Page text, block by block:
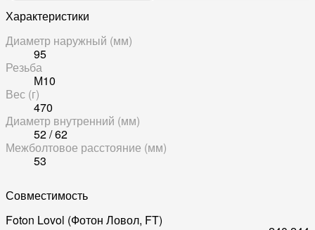
Характеристики
Диаметр наружный (мм)
95
Резьба
М10
Вес (г)
470
Диаметр внутренний (мм)
52 / 62
Межболтовое расстояние (мм)
53
Совместимость
Foton Lovol (Фотон Ловол, FT)